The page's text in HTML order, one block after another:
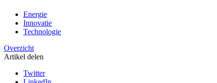
Energie
Innovatie
Technologie
Overzicht
Artikel delen
Twitter